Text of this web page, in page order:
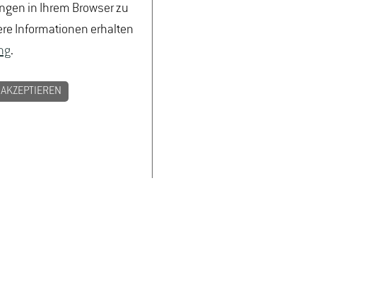
in Ihrem Browser zu
Informationen erhalten
.